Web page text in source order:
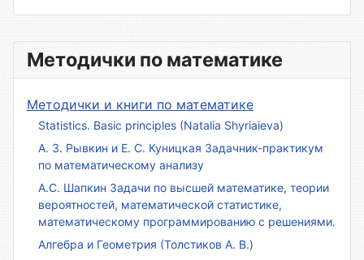
Методички по математике
Методички и книги по математике
Statistics. Basic principles (Natalia Shyriaieva)
А. З. Рывкин и Е. С. Куницкая Задачник-практикум
по математическому анализу
А.С. Шапкин Задачи по высшей математике, теории
вероятностей, математической статистике,
математическому программированию с решениями.
Алгебра и Геометрия (Толстиков А. В.)